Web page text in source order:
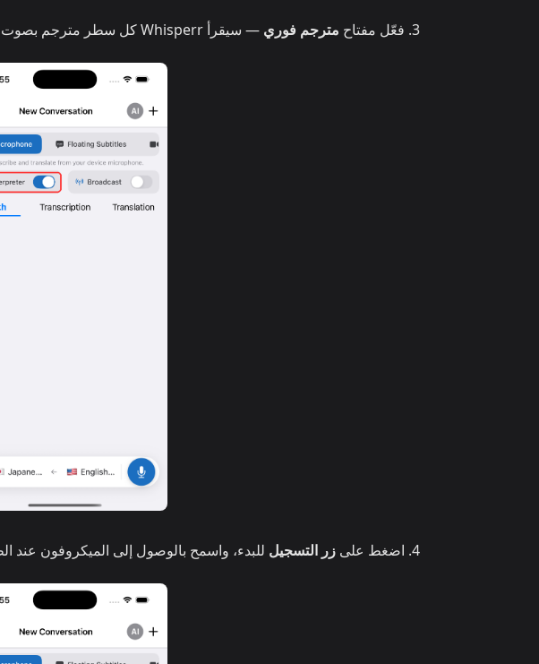
فعّل مفتاح مترجم فوري — سيقرأ Whisperr كل سطر مترجم بصوت عالٍ فور ظهوره
اضغط على زر التسجيل للبدء، واسمح بالوصول إلى الميكروفون عند